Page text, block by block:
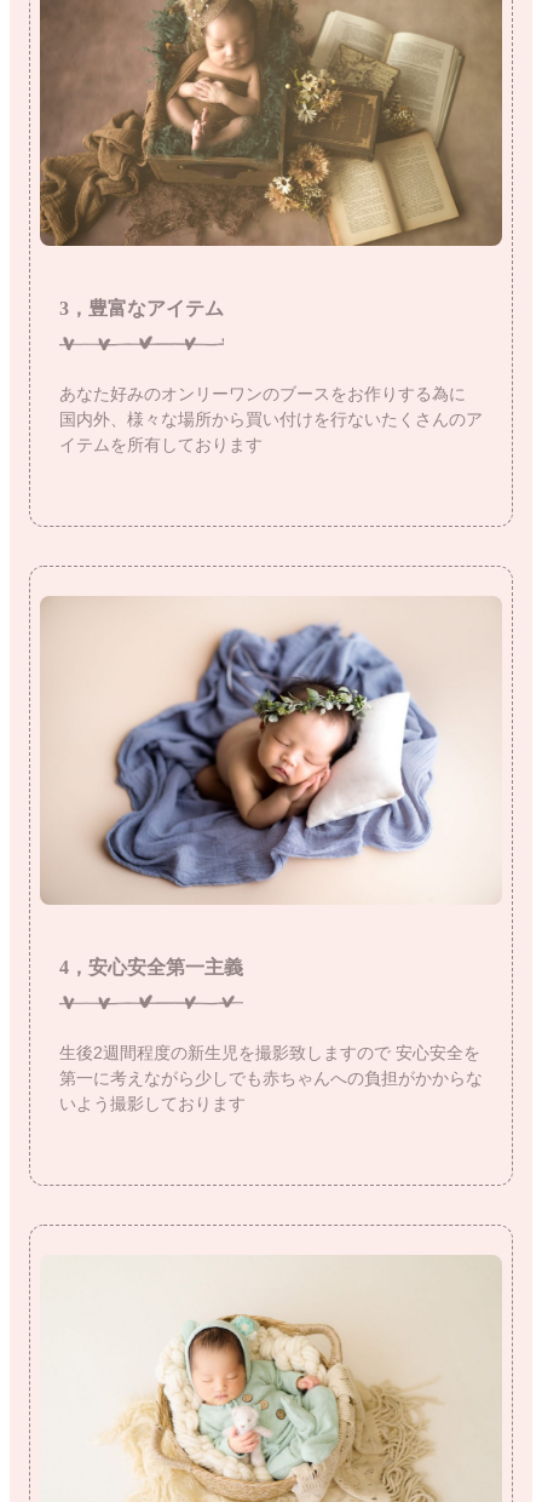
3，豊富なアイテム
あなた好みのオンリーワンのブースをお作りする為に
国内外、様々な場所から買い付けを行ないたくさんのア
イテムを所有しております
4，安心安全第一主義
生後2週間程度の新生児を撮影致しますので 安心安全を
第一に考えながら少しでも赤ちゃんへの負担がかからな
いよう撮影しております